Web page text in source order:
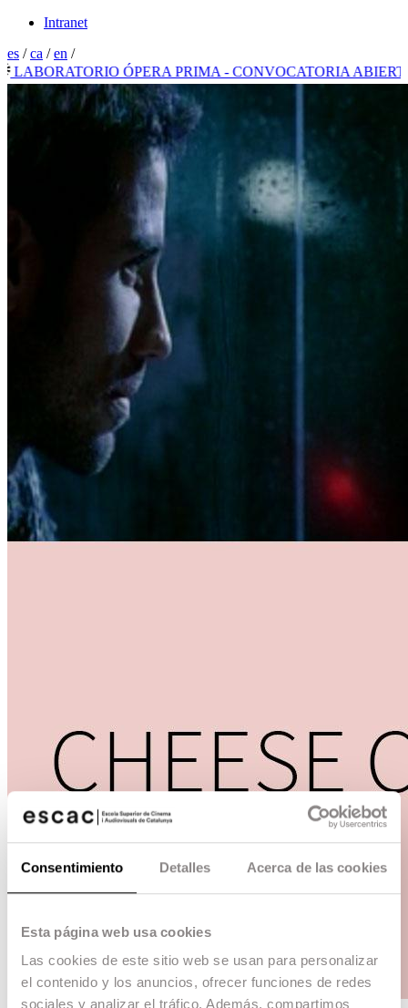
Consentimiento Detalles Acerca de las cookies
Esta página web usa cookies
Las cookies de este sitio web se usan para personalizar
el contenido y los anuncios, ofrecer funciones de redes
sociales y analizar el tráfico. Además, compartimos
Intranet
es /ca /en /
ÓPERA PRIMA - CONVOCATORIA ABIERTA